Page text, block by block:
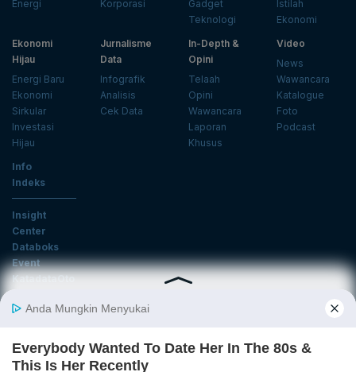
Energi
Korporasi
Gadget
Teknologi
Istilah
Ekonomi
Ekonomi
Hijau
Energi Baru
Ekonomi
Sirkular
Investasi
Hijau
Jurnalisme
Data
Infografik
Analisis
Cek Data
In-Depth &
Opini
Telaah
Opini
Wawancara
Laporan
Khusus
Video
News
Wawancara
Katalogue
Foto
Podcast
Info
Indeks
Insight
Center
Databoks
Event
KatadataOto
Email
Daftar